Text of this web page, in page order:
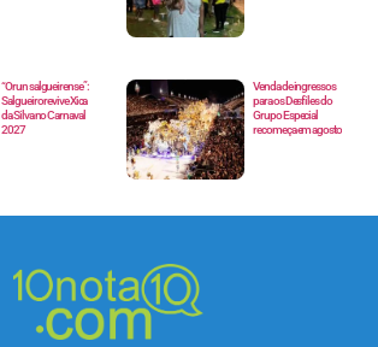
“Orun salgueirense”:
Salgueiro revive Xica
da Silva no Carnaval
2027
Venda de ingressos
para os Desfiles do
Grupo Especial
recomeça em agosto